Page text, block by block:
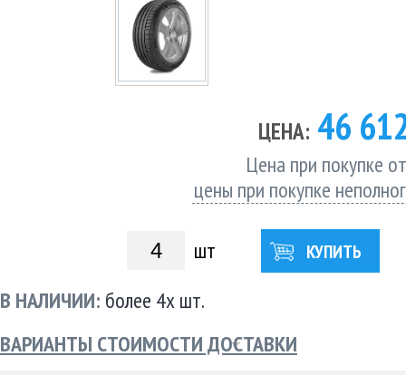
ЦЕНА: 46
Цена при покупке
цены при покупке
шт КУПИТЬ
В НАЛИЧИИ: более 4х шт.
ВАРИАНТЫ СТОИМОСТИ ДОСТАВКИ